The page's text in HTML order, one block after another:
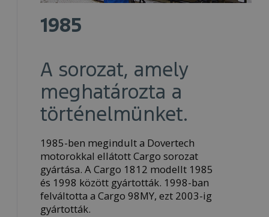
1985
A sorozat, amely
meghatározta a
történelmünket.
1985-ben megindult a Dovertech
motorokkal ellátott Cargo sorozat
gyártása. A Cargo 1812 modellt 1985
és 1998 között gyártották. 1998-ban
felváltotta a Cargo 98MY, ezt 2003-ig
gyártották.